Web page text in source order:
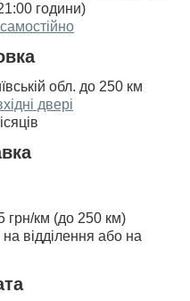
години)
обл. до 250 км
двері
грн/км (до 250 км)
відділення або на